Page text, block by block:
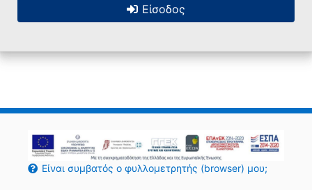
Είσοδος
Είναι συμβατός ο φυλλομετρητής (browser) μου;